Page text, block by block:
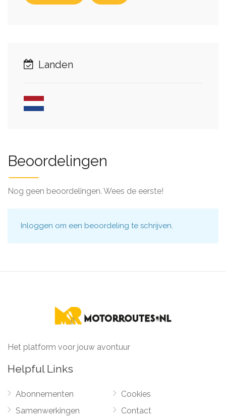
Landen
Beoordelingen
Nog geen beoordelingen. Wees de eerste!
Inloggen om een beoordeling te schrijven.
Het platform voor jouw avontuur
Helpful Links
Abonnementen
Samenwerkingen
Cookies
Contact